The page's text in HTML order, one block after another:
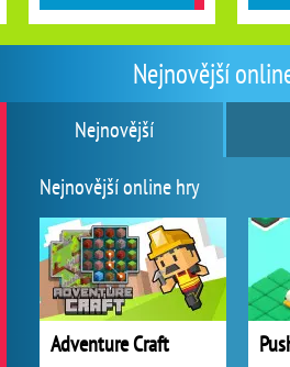
Nejnovější
Nejnovější
Nejnovější online hry
Adventure Craft